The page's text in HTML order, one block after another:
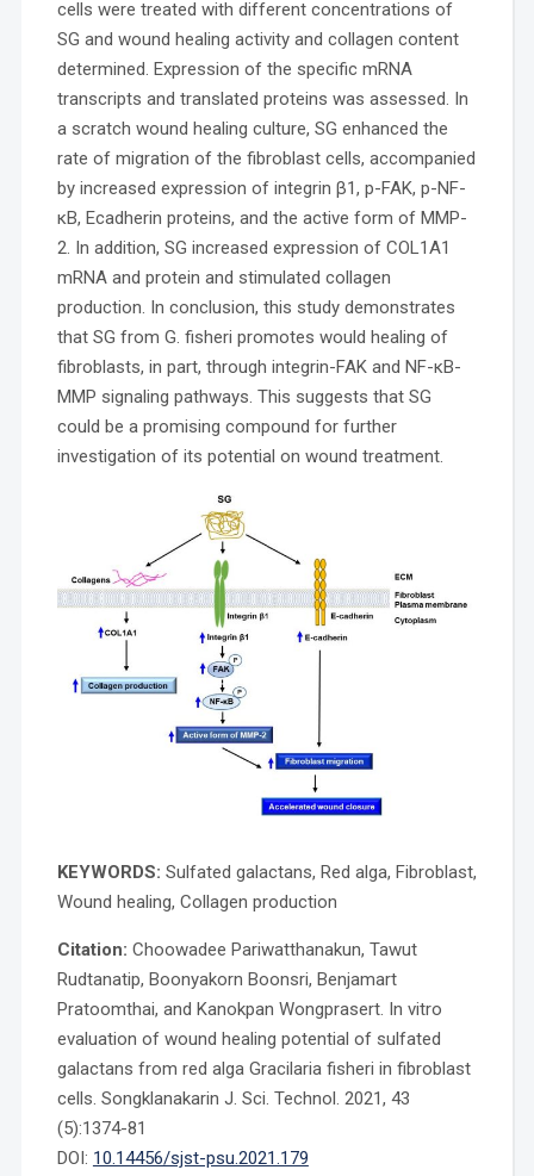
cells were treated with different concentrations of
SG and wound healing activity and collagen content
determined. Expression of the specific mRNA
transcripts and translated proteins was assessed. In
a scratch wound healing culture, SG enhanced the
rate of migration of the fibroblast cells, accompanied
by increased expression of integrin β1, p-FAK, p-NF-
κB, Ecadherin proteins, and the active form of MMP-
2. In addition, SG increased expression of COL1A1
mRNA and protein and stimulated collagen
production. In conclusion, this study demonstrates
that SG from G. fisheri promotes would healing of
fibroblasts, in part, through integrin-FAK and NF-κB-
MMP signaling pathways. This suggests that SG
could be a promising compound for further
investigation of its potential on wound treatment.
KEYWORDS: Sulfated galactans, Red alga, Fibroblast,
Wound healing, Collagen production
Citation: Choowadee Pariwatthanakun, Tawut
Rudtanatip, Boonyakorn Boonsri, Benjamart
Pratoomthai, and Kanokpan Wongprasert. In vitro
evaluation of wound healing potential of sulfated
galactans from red alga Gracilaria fisheri in fibroblast
cells. Songklanakarin J. Sci. Technol. 2021, 43
(5):1374-81
DOI: 10.14456/sjst-psu.2021.179